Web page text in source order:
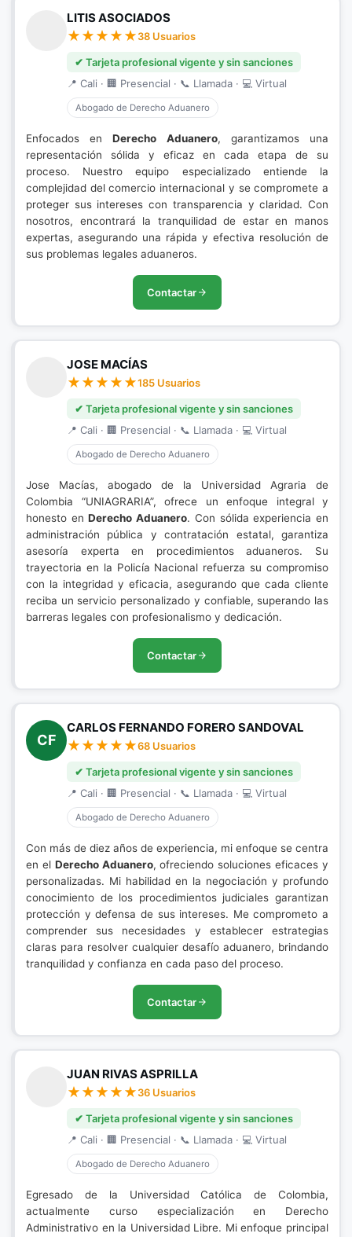
LITIS ASOCIADOS
38 Usuarios
✔ Tarjeta profesional vigente y sin sanciones
📍 Cali · 🏢 Presencial · 📞 Llamada · 💻 Virtual
Abogado de Derecho Aduanero
Enfocados enDerecho Aduanero, garantizamos una
representación sólida y eficaz en cada etapa de su
proceso. Nuestro equipo especializado entiende la
complejidad del comercio internacional y se compromete a
proteger sus intereses con transparencia y claridad. Con
nosotros, encontrará la tranquilidad de estar en manos
expertas, asegurando una rápida y efectiva resolución de
sus problemas legales aduaneros.
Contactar
JOSE MACÍAS
185 Usuarios
✔ Tarjeta profesional vigente y sin sanciones
📍 Cali · 🏢 Presencial · 📞 Llamada · 💻 Virtual
Abogado de Derecho Aduanero
Jose Macías, abogado de la Universidad Agraria de
Colombia “UNIAGRARIA”, ofrece un enfoque integral y
honesto enDerecho Aduanero. Con sólida experiencia en
administración pública y contratación estatal, garantiza
asesoría experta en procedimientos aduaneros. Su
trayectoria en la Policía Nacional refuerza su compromiso
con la integridad y eficacia, asegurando que cada cliente
reciba un servicio personalizado y confiable, superando las
barreras legales con profesionalismo y dedicación.
Contactar
CF
CARLOS FERNANDO FORERO SANDOVAL
68 Usuarios
✔ Tarjeta profesional vigente y sin sanciones
📍 Cali · 🏢 Presencial · 📞 Llamada · 💻 Virtual
Abogado de Derecho Aduanero
Con más de diez años de experiencia, mi enfoque se centra
en el Derecho Aduanero, ofreciendo soluciones eficaces y
personalizadas. Mi habilidad en la negociación y profundo
conocimiento de los procedimientos judiciales garantizan
protección y defensa de sus intereses. Me comprometo a
comprender sus necesidades y establecer estrategias
claras para resolver cualquier desafío aduanero, brindando
tranquilidad y confianza en cada paso del proceso.
Contactar
JUAN RIVAS ASPRILLA
36 Usuarios
✔ Tarjeta profesional vigente y sin sanciones
📍 Cali · 🏢 Presencial · 📞 Llamada · 💻 Virtual
Abogado de Derecho Aduanero
Egresado de la Universidad Católica de Colombia,
actualmente curso especialización en Derecho
Administrativo en la Universidad Libre. Mi enfoque principal